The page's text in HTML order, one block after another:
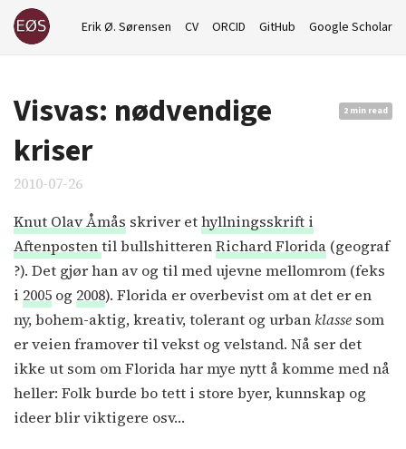
Erik Ø. Sørensen CV ORCID GitHub Google Scholar
2 min read
Visvas: nødvendige
kriser
2010-07-26
Knut Olav Åmås skriver ethyllningsskrift i
Aftenpostentil bullshitterenRichard Florida (geograf
?). Det gjør han av og til med ujevne mellomrom (feks
i 2005 og 2008). Florida er overbevist om at det er en
ny, bohem-aktig, kreativ, tolerant og urban klasse som
er veien framover til vekst og velstand. Nå ser det
ikke ut som om Florida har mye nytt å komme med nå
heller: Folk burde bo tett i store byer, kunnskap og
ideer blir viktigere osv…